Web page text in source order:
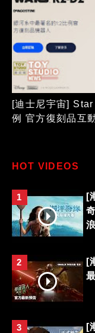
[迪士尼宇宙]
例 官方復刻品互
HOT VIDEOS
1
[
2
[
3
[